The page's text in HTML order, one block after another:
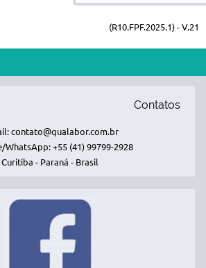
(R10.FPF.2025.1) - V.21
contato@qualabor.com.br
WhatsApp: +55 (41) 99799-2928
Curitiba - Paraná - Brasil